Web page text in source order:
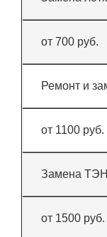
от 700 руб.
Ремонт и
от 1100 руб.
Замена
от 1500 руб.